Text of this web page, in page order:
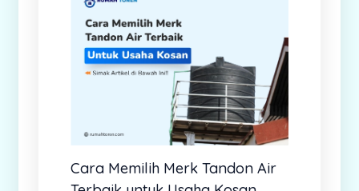
Cara Memilih Merk Tandon Air